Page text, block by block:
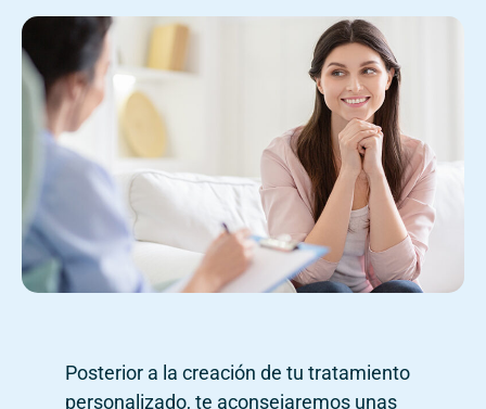
Posterior a la creación de tu tratamiento
personalizado, te aconsejaremos unas